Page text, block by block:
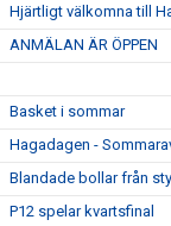
Hjärtligt välkomna till
ANMÄLAN ÄR ÖPPEN
Basket i sommar
Hagadagen -
Blandade bollar från
P12 spelar kvartsfinal